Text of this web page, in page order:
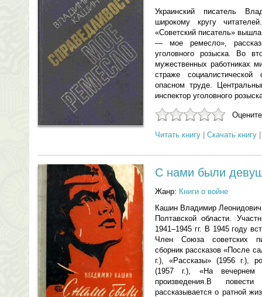
Украинский писатель
широкому кругу
«Советский писатель»
— мое ремесло»,
уголовного розыска. Во
мужественных работниках
страже
опасном труде.
инспектор уголовного
Читать книгу Скачать книгу
С нами были
Жанр: Книги о войне
Кашин Владимир
Полтавской области.
1941–1945 гг. В 1945 году
Член Союза советских
сборник рассказов «После
г.), «Рассказы» (1956 г.),
(1957 г.), «На вечернем
произведения.В
рассказывается о ратной